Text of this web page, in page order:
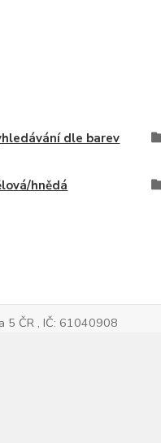
dle barev
hnědá
5 ČR , IČ: 61040908